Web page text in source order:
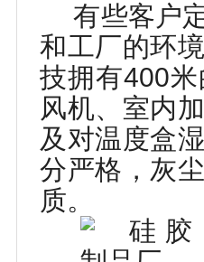
有些客户
和工厂的环
技拥有400
风机、室内
及对温度盒
分严格，灰
质。